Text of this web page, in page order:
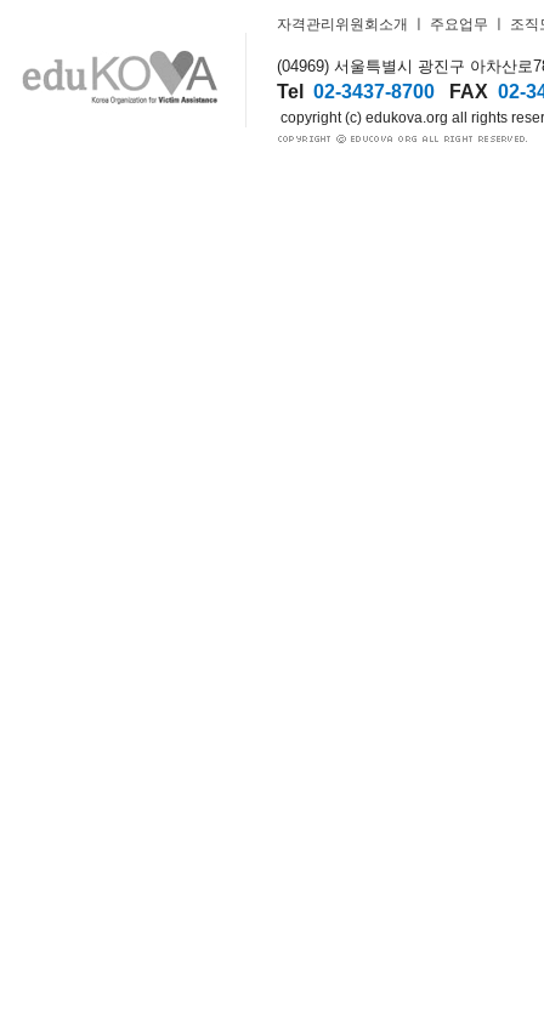
자격관리위원회소개 주요업무 조직
(04969) 서울특별시 광진구 아차산로
Tel 02-3437-8700 FAX 02-
copyright (c) edukova.org all rights